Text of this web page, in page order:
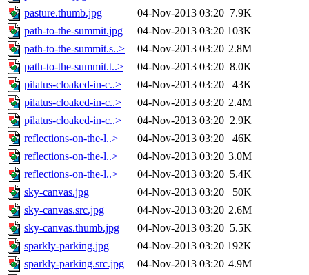
pasture.thumb.jpg
04-Nov-2013 03:20 7.9K
path-to-the-summit.jpg
04-Nov-2013 03:20 103K
path-to-the-summit.s..>
04-Nov-2013 03:20 2.8M
path-to-the-summit.t..>
04-Nov-2013 03:20 8.0K
pilatus-cloaked-in-c..>
04-Nov-2013 03:20
43K
pilatus-cloaked-in-c..>
04-Nov-2013 03:20 2.4M
pilatus-cloaked-in-c..>
04-Nov-2013 03:20 2.9K
reflections-on-the-l..>
04-Nov-2013 03:20
46K
reflections-on-the-l..>
04-Nov-2013 03:20 3.0M
reflections-on-the-l..>
04-Nov-2013 03:20 5.4K
sky-canvas.jpg
04-Nov-2013 03:20
50K
sky-canvas.src.jpg
04-Nov-2013 03:20 2.6M
sky-canvas.thumb.jpg
04-Nov-2013 03:20 5.5K
sparkly-parking.jpg
04-Nov-2013 03:20 192K
sparkly-parking.src.jpg
04-Nov-2013 03:20 4.9M